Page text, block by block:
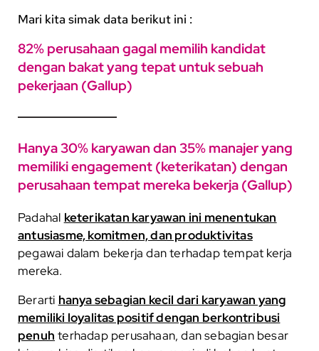
Mari kita simak data berikut ini :
82% perusahaan gagal memilih kandidat
dengan bakat yang tepat untuk sebuah
pekerjaan (Gallup)
Hanya 30% karyawan dan 35% manajer yang
memiliki engagement (keterikatan) dengan
perusahaan tempat mereka bekerja (Gallup)
Padahal keterikatan karyawan ini menentukan
antusiasme, komitmen, dan produktivitas
pegawai dalam bekerja dan terhadap tempat kerja
mereka.
Berarti hanya sebagian kecil dari karyawan yang
memiliki loyalitas positif dengan berkontribusi
penuh terhadap perusahaan, dan sebagian besar